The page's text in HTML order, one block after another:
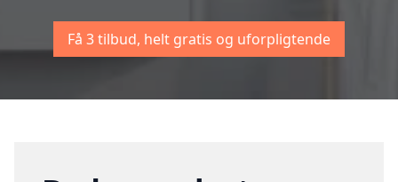
Få 3 tilbud, helt gratis og uforpligtende